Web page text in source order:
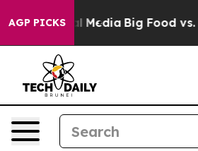
AGP PICKS
Social Media Big Food vs. The